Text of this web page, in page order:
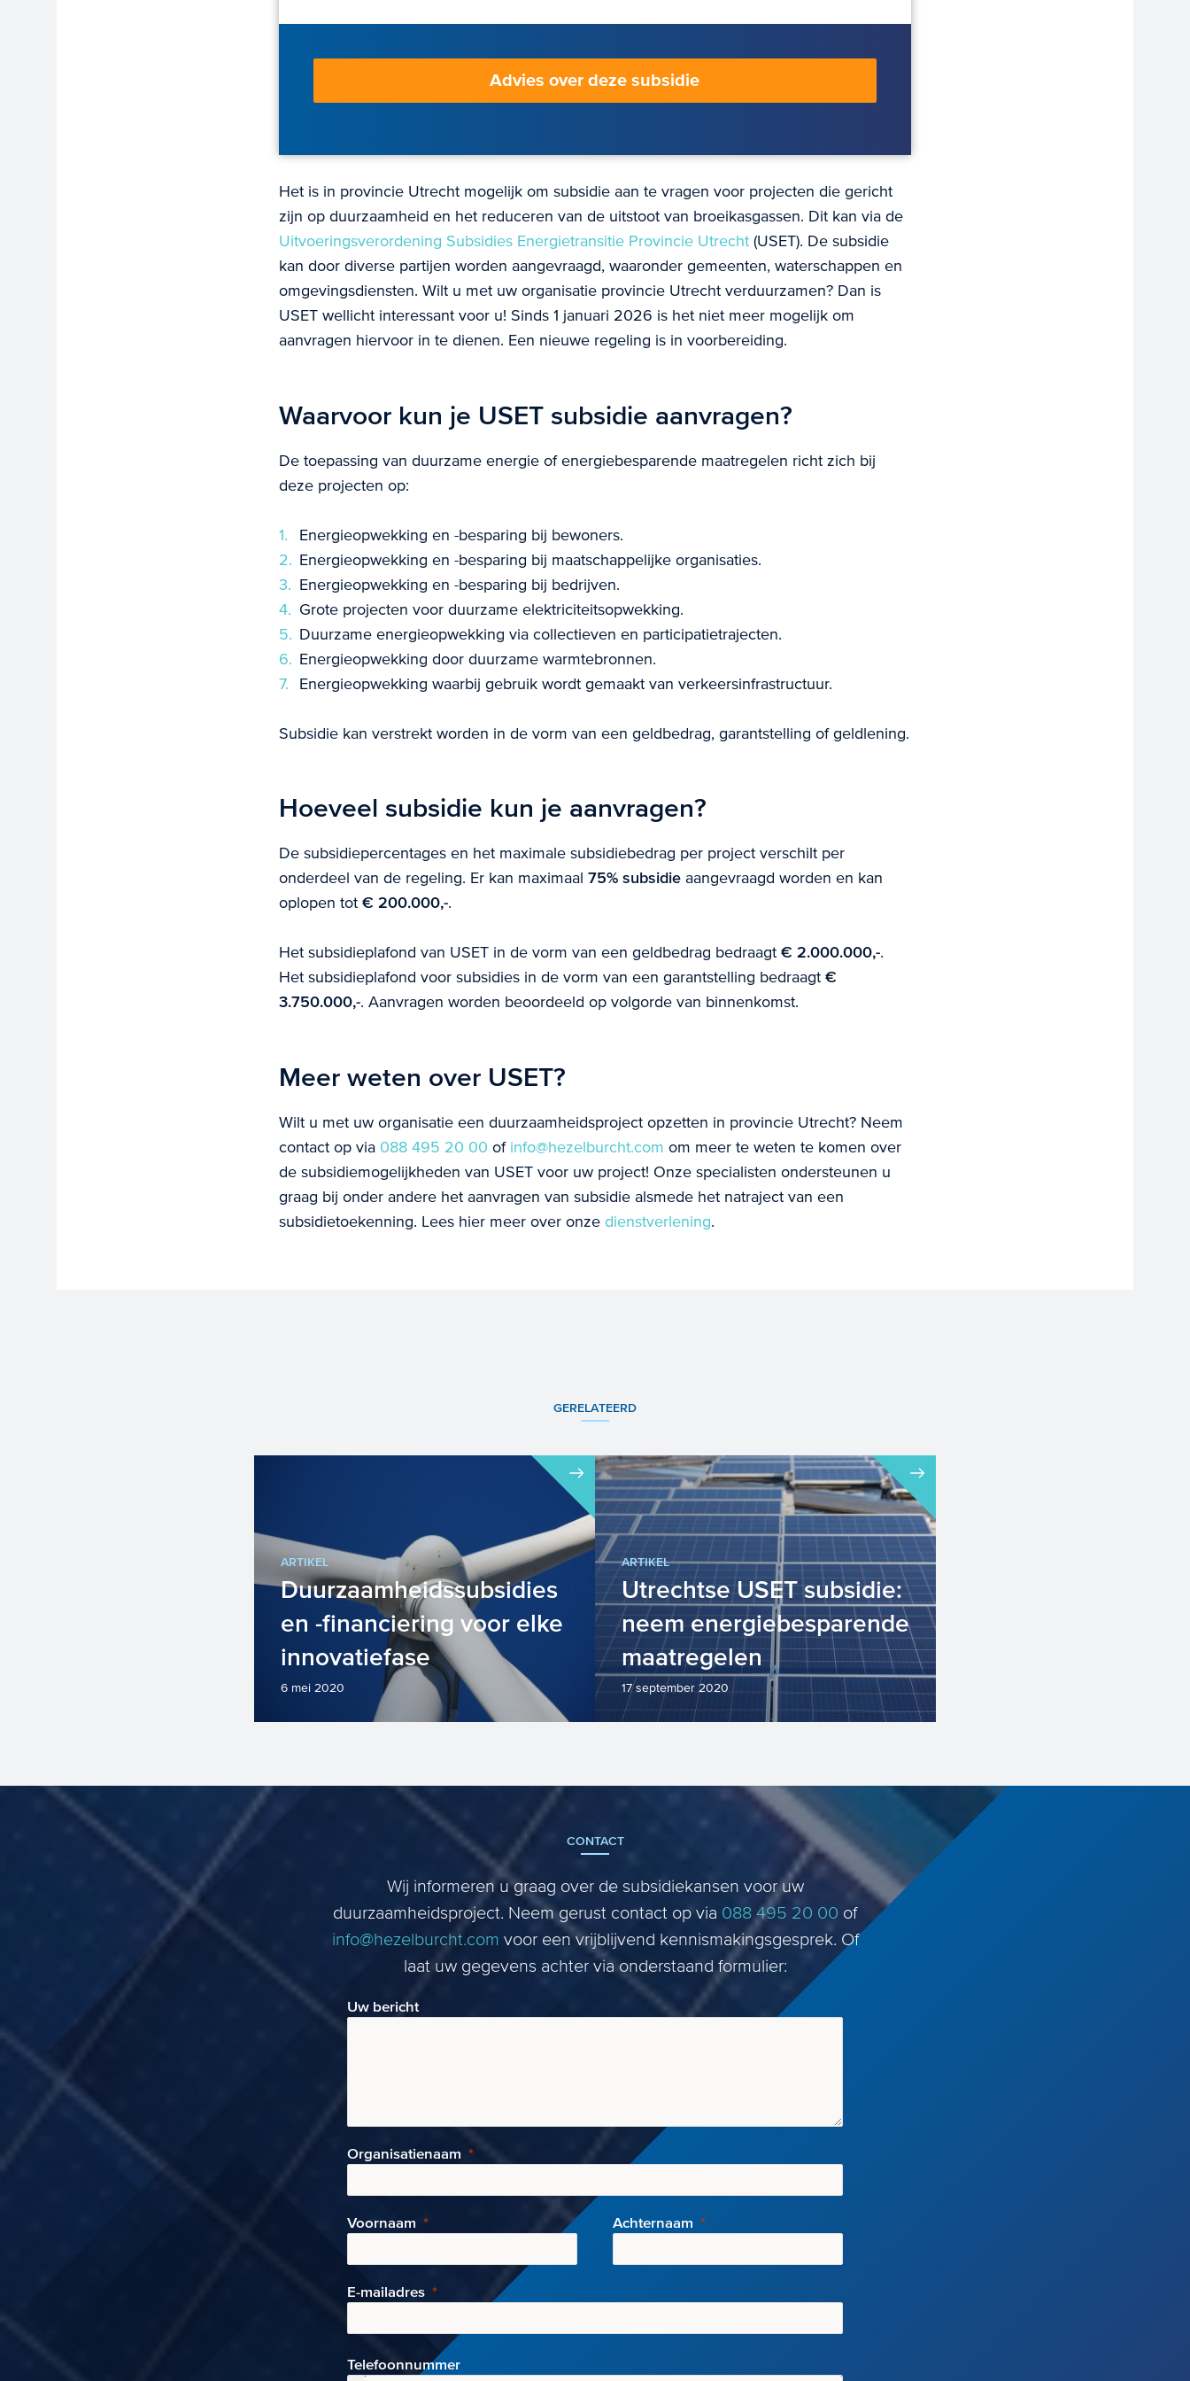
Advies over deze subsidie
Het is in provincie Utrecht mogelijk om subsidie aan te vragen voor projecten die gericht
zijn op duurzaamheid en het reduceren van de uitstoot van broeikasgassen. Dit kan via de
Uitvoeringsverordening Subsidies Energietransitie Provincie Utrecht(USET). De subsidie
kan door diverse partijen worden aangevraagd, waaronder gemeenten, waterschappen en
omgevingsdiensten. Wilt u met uw organisatie provincie Utrecht verduurzamen? Dan is
USET wellicht interessant voor u! Sinds 1 januari 2026 is het niet meer mogelijk om
aanvragen hiervoor in te dienen. Een nieuwe regeling is in voorbereiding.
Waarvoor kun je USET subsidie aanvragen?
De toepassing van duurzame energie of energiebesparende maatregelen richt zich bij
deze projecten op:
Energieopwekking en -besparing bij bewoners.
Energieopwekking en -besparing bij maatschappelijke organisaties.
Energieopwekking en -besparing bij bedrijven.
Grote projecten voor duurzame elektriciteitsopwekking.
Duurzame energieopwekking via collectieven en participatietrajecten.
Energieopwekking door duurzame warmtebronnen.
Energieopwekking waarbij gebruik wordt gemaakt van verkeersinfrastructuur.
Subsidie kan verstrekt worden in de vorm van een geldbedrag, garantstelling of geldlening.
Hoeveel subsidie kun je aanvragen?
De subsidiepercentages en het maximale subsidiebedrag per project verschilt per
onderdeel van de regeling. Er kan maximaal 75% subsidieaangevraagd worden en kan
oplopen tot € 200.000,-.
Het subsidieplafond van USET in de vorm van een geldbedrag bedraagt€ 2.000.000,-.
Het subsidieplafond voor subsidies in de vorm van een garantstelling bedraagt €
3.750.000,-. Aanvragen worden beoordeeld op volgorde van binnenkomst.
Meer weten over USET?
Wilt u met uw organisatie een duurzaamheidsproject opzetten in provincie Utrecht? Neem
contact op via 088 495 20 00 of info@hezelburcht.com om meer te weten te komen over
de subsidiemogelijkheden van USET voor uw project! Onze specialisten ondersteunen u
graag bij onder andere het aanvragen van subsidie alsmede het natraject van een
subsidietoekenning. Lees hier meer over onze dienstverlening.
GERELATEERD
ARTIKEL
Duurzaamheidssubsidies
en -financiering voor elke
innovatiefase
6 mei 2020
de huidige coronacrisis zeer actueel.
Het algemene doel is held...
ARTIKEL
Utrechtse USET subsidie:
neem energiebesparende
maatregelen
17 september 2020
en VvE’s in de provincie Utrecht:
ontvang subsidie voor het zoek...
CONTACT
Wij informeren u graag over de subsidiekansen voor uw
duurzaamheidsproject. Neem gerust contact op via 088 495 20 00 of
info@hezelburcht.com voor een vrijblijvend kennismakingsgesprek. Of
laat uw gegevens achter via onderstaand formulier:
Uw bericht
Organisatienaam
Voornaam Achternaam
E-mailadres
Telefoonnummer